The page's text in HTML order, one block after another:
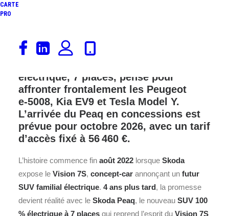
CARTE
PRO
Skoda propulse le Peaq au rang de
nouveau porte‑étendard électrique en
électrique, 7 places, pensé pour
affronter frontalement les Peugeot
e‑5008, Kia EV9 et Tesla Model Y.
L’arrivée du Peaq en concessions est
prévue pour octobre 2026, avec un tarif
d’accès fixé à 56 460 €.
L’histoire commence fin août 2022 lorsque Skoda
expose le Vision 7S, concept-car annonçant un futur
SUV familial électrique. 4 ans plus tard, la promesse
devient réalité avec le Skoda Peaq, le nouveau SUV 100
% électrique à 7 places qui reprend l’esprit du Vision 7S